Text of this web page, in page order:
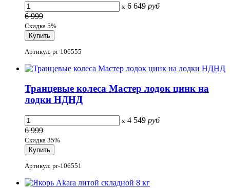
x 6 649 руб
6 999
Скидка 5%
Артикул: pr-106555
Транцевые колеса Мастер лодок цинк на
лодки НДНД
x 4 549 руб
6 999
Скидка 35%
Артикул: pr-106551